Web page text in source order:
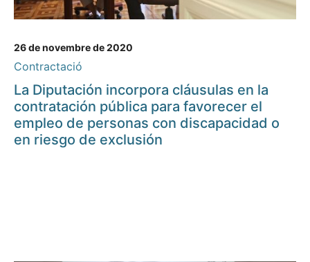
26 de novembre de 2020
Contractació
La Diputación incorpora cláusulas en la
contratación pública para favorecer el
empleo de personas con discapacidad o
en riesgo de exclusión